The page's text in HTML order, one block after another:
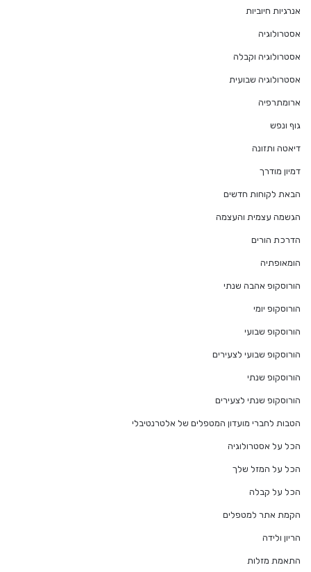
אנרגיות חיוביות
אסטרולוגיה
אסטרולוגיה וקבלה
אסטרולוגיה שבועית
ארומתרפיה
גוף ונפש
דיאטה ותזונה
דמיון מודרך
הבאת לקוחות חדשים
הגשמה עצמית והעצמה
הדרכת הורים
הומאופתיה
הורוסקופ אהבה שנתי
הורוסקופ יומי
הורוסקופ שבועי
הורוסקופ שבועי לצעירים
הורוסקופ שנתי
הורוסקופ שנתי לצעירים
הטבות לחברי מועדון המטפלים של אלטרנטיבלי
הכל על אסטרולוגיה
הכל על המזל שלך
הכל על קבלה
הקמת אתר למטפלים
הריון ולידה
התאמת מזלות